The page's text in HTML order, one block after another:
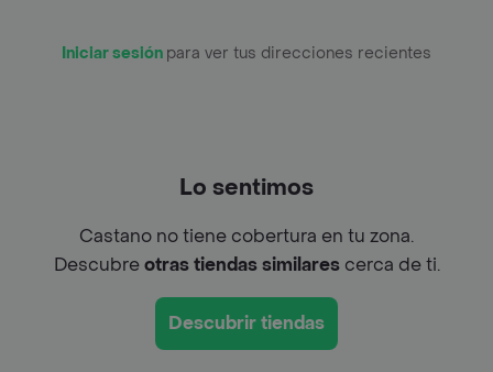
Iniciar sesión para ver tus direcciones recientes
Lo sentimos
Castano no tiene cobertura en tu zona.
Descubreotras tiendas similarescerca de ti.
Descubrir tiendas